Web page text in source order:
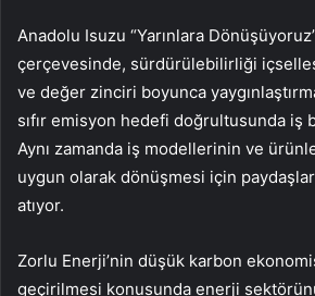
Anadolu Isuzu “Yarınlara
çerçevesinde, sürdürülebilirliği
ve değer zinciri boyunca
sıfır emisyon hedefi doğrultusunda
Aynı zamanda iş modellerinin ve
uygun olarak dönüşmesi için
atıyor.
Zorlu Enerji’nin düşük karbon
geçirilmesi konusunda enerji